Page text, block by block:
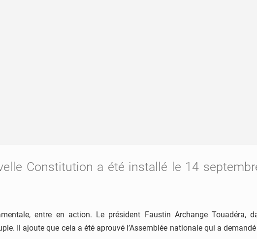
Constitution a été installé le 14
entre en action. Le président Faustin Archange Touadéra,
Il ajoute que cela a été aprouvé l’Assemblée nationale qui a